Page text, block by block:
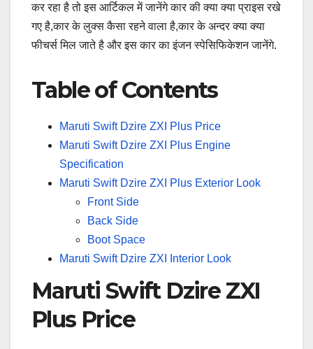
कर रहा है तो इस आर्टिकल में जानेंगे कार की क्या क्या प्राइस रखे
गए है,कार के लुक्स कैसा रहने वाला है,कार के अन्दर क्या क्या
फीचर्स मिल जाते है और इस कार का इंजन स्पेसिफिकेशन जानेंगे.
Table of Contents
Maruti Swift Dzire ZXI Plus Price
Maruti Swift Dzire ZXI Plus Engine
Specification
Maruti Swift Dzire ZXI Plus Exterior Look
Front Side
Back Side
Boot Space
Maruti Swift Dzire ZXI Interior Look
Maruti Swift Dzire ZXI
Plus Price